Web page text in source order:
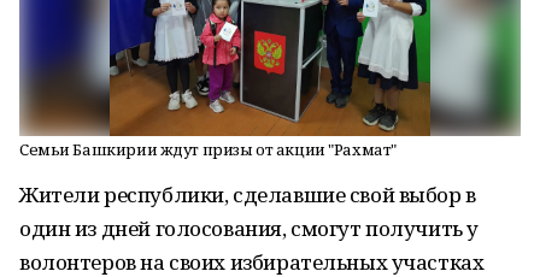
Семьи Башкирии ждут призы от акции "Рахмат"
Жители республики, сделавшие свой выбор в
один из дней голосования, смогут получить у
волонтеров на своих избирательных участках